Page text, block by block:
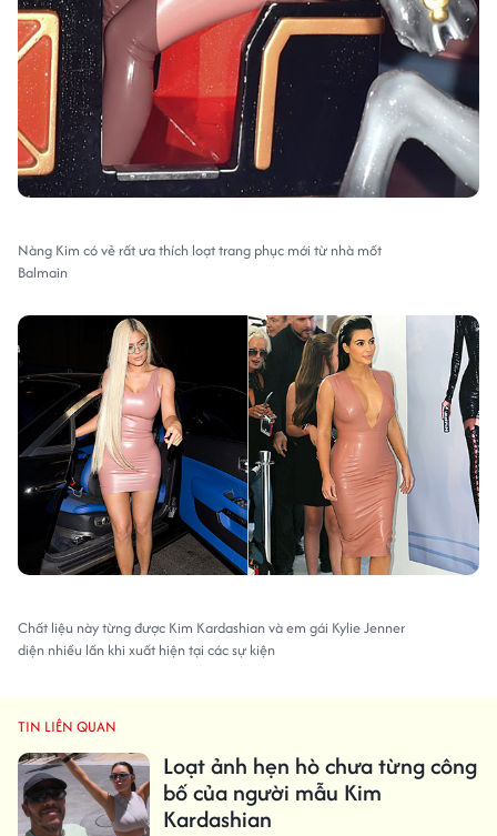
Nàng Kim có vẻ rất ưa thích loạt trang phục mới từ nhà mốt
Balmain
Chất liệu này từng được Kim Kardashian và em gái Kylie Jenner
diện nhiều lần khi xuất hiện tại các sự kiện
TIN LIÊN QUAN
Loạt ảnh hẹn hò chưa từng công
bố của người mẫu Kim
Kardashian